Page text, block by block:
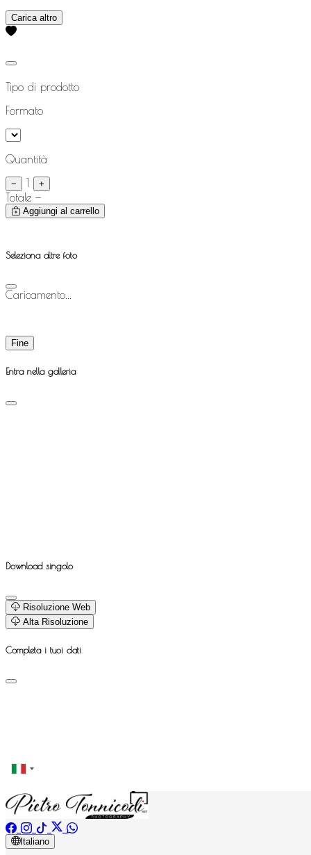
Carica altro
Tipo di prodotto
Formato
Quantità
− 1 +
Totale —
Aggiungi al carrello
Seleziona altre foto
Caricamento...
Fine
Entra nella galleria
Download singolo
Risoluzione Web
Alta Risoluzione
Completa i tuoi dati
Italiano